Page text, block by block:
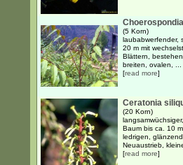
(5 Korn)
laubabwerfender,
20 m mit
Blättern,
breiten, ovalen, ...
[read more]
Ceratonia
(20 Korn)
Baum bis ca. 10
ledrigen,
Neuaustrieb,
[read more]